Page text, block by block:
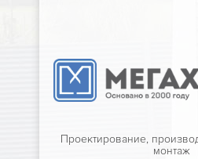
Проектирование,
монтаж